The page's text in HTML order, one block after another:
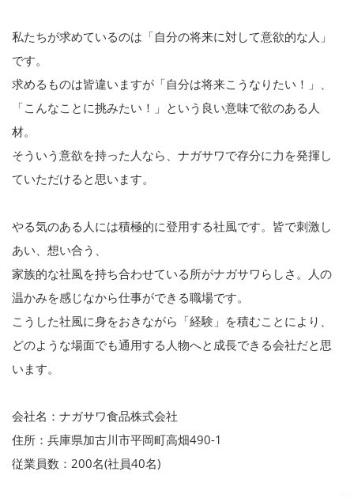
私たちが求めているのは「自分の将来に対して意欲的な人」
です。
求めるものは皆違いますが「自分は将来こうなりたい！」、
「こんなことに挑みたい！」という良い意味で欲のある人
材。
そういう意欲を持った人なら、ナガサワで存分に力を発揮し
ていただけると思います。
やる気のある人には積極的に登用する社風です。皆で刺激し
あい、想い合う、
家族的な社風を持ち合わせている所がナガサワらしさ。人の
温かみを感じなから仕事ができる職場です。
こうした社風に身をおきながら「経験」を積むことにより、
どのような場面でも通用する人物へと成長できる会社だと思
います。
会社名：ナガサワ食品株式会社
住所：兵庫県加古川市平岡町高畑490-1
従業員数：200名(社員40名)